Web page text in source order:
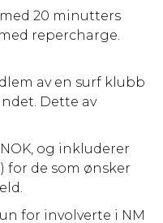
20 minutters
repercharge.
av en surf klubb
Dette av
og inkluderer
for de som ønsker
for involverte i NM